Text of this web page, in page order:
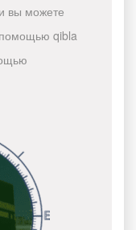
вы можете
qibla